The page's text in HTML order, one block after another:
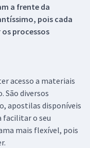
a frente da
pois cada
processos
acesso a materiais
São diversos
apostilas disponíveis
facilitar o seu
mais flexível, pois